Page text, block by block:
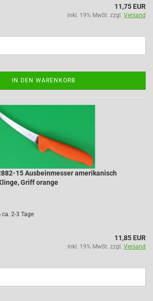
11,75 EUR
inkl. 19% MwSt. zzgl. Versand
IN DEN WARENKORB
15 Ausbeinmesser amerikanisch
Griff orange
ca. 2-3 Tage
11,85 EUR
inkl. 19% MwSt. zzgl. Versand